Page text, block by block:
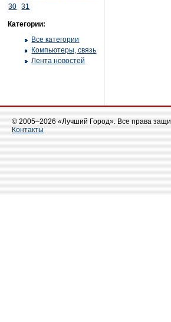
30
31
Категории:
Все категории
Компьютеры, связь
Лента новостей
© 2005–2026 «Лучший Город». Все права
Контакты